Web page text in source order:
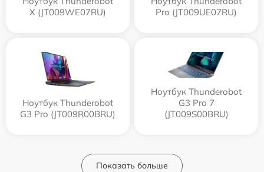
X (JT009WE07RU)
Pro (JT009UE07RU)
Ноутбук Thunderobot
G3 Pro (JT009R00BRU)
Ноутбук Thunderobot
G3 Pro 7
(JT009S00BRU)
Показать больше